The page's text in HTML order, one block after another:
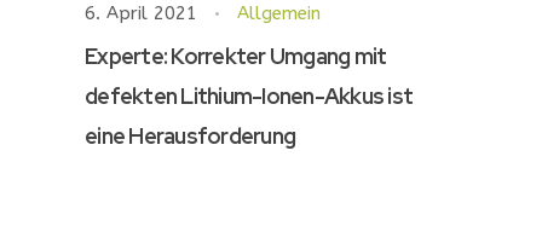
6. April 2021 Allgemein
Experte: Korrekter Umgang mit
defekten Lithium-Ionen-Akkus ist
eine Herausforderung